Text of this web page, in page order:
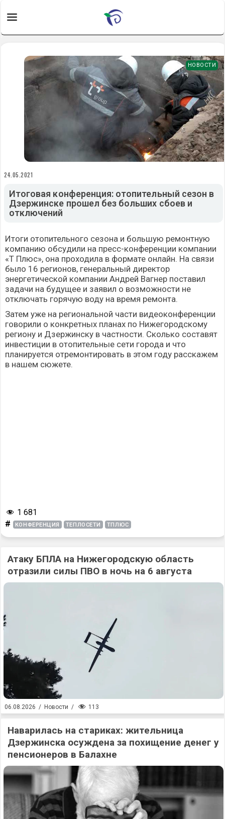
НОВОСТИ
24.05.2021
Итоговая конференция: отопительный сезон в
Дзержинске прошел без больших сбоев и
отключений
Итоги отопительного сезона и большую ремонтную
компанию обсудили на пресс-конференции компании
«Т Плюс», она проходила в формате онлайн. На связи
было 16 регионов, генеральный директор
энергетической компании Андрей Вагнер поставил
задачи на будущее и заявил о возможности не
отключать горячую воду на время ремонта.
Затем уже на региональной части видеоконференции
говорили о конкретных планах по Нижегородскому
региону и Дзержинску в частности. Сколько составят
инвестиции в отопительные сети города и что
планируется отремонтировать в этом году расскажем
в нашем сюжете.
1 681
# КОНФЕРЕНЦИЯ ТЕПЛОСЕТИ ТПЛЮС
Атаку БПЛА на Нижегородскую область
отразили силы ПВО в ночь на 6 августа
06.08.2026 / Новости / 113
Наварилась на стариках: жительница
Дзержинска осуждена за похищение денег у
пенсионеров в Балахне